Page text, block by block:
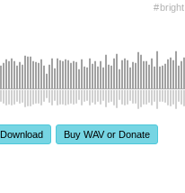
bright
Download Buy WAV or Donate